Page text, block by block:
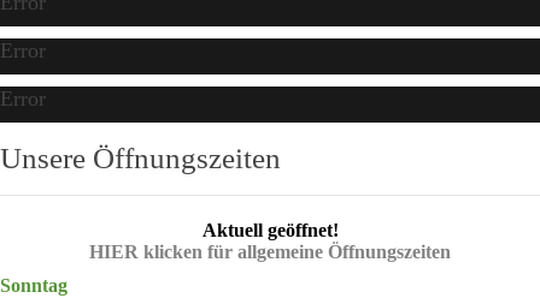
Error
Error
Unsere Öffnungszeiten
Aktuell geöffnet!
HIER klicken für allgemeine Öffnungszeiten
Sonntag